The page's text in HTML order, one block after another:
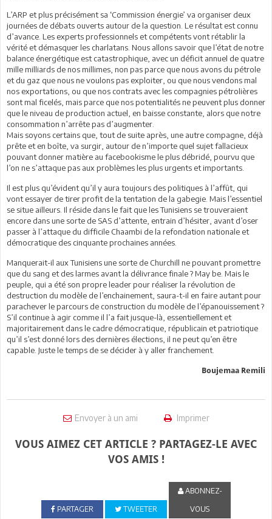
L’ARP et plus précisément sa ‘Commission énergie’ va organiser deux
journées de débats ouverts autour de la question. Le résultat est connu
d’avance. Les experts professionnels et compétents vont rétablir la
vérité et démasquer les charlatans. Nous allons savoir que l’état de notre
balance énergétique est catastrophique, avec un déficit annuel de quatre
mille milliards de nos millimes, non pas parce que nous avons du pétrole
et du gaz que nous ne voulons pas exploiter, ou que nous vendons mal
nos exportations, ou que nos contrats avec les compagnies pétrolières
sont mal ficelés, mais parce que nos potentialités ne peuvent plus donner
que le niveau de production actuel, en baisse constante, alors que notre
consommation n’arrête pas d’augmenter.
Mais soyons certains que, tout de suite après, une autre compagne, déjà
prête et en boîte, va surgir, autour de n’importe quel sujet fallacieux
pouvant donner matière au facebookisme le plus débridé, pourvu que
l’on ne s’attaque pas aux problèmes les plus urgents et importants.
Il est plus qu’évident qu’il y aura toujours des politiques à l’affût, qui
vont essayer de tirer profit de la tentation de la gabegie. Mais l’essentiel
se situe ailleurs. Il réside dans le fait que les Tunisiens se trouveraient
encore dans une sorte de SAS d’attente, entrain d’hésiter, avant d’oser
passer à l’attaque du difficile Chaambi de la refondation nationale et
démocratique des cinquante prochaines années.
Manquerait-il aux Tunisiens une sorte de Churchill ne pouvant promettre
que du sang et des larmes avant la délivrance finale ? May be. Mais le
peuple, qui a été son propre leader pour réaliser la révolution de
destruction du modèle de l’enchainement, saura-t-il en faire autant pour
parachever le parcours de construction du modèle de l’épanouissement ?
S’il continue à agir comme il l’a fait jusque-là, essentiellement et
majoritairement dans le cadre démocratique, républicain et patriotique
qu’il s’est donné lors des dernières élections, il ne peut qu’en être
capable. Juste le temps de se décider à y aller franchement.
Boujemaa Remili
Envoyer à un ami Imprimer
VOUS AIMEZ CET ARTICLE ? PARTAGEZ-LE AVEC
VOS AMIS !
PARTAGER TWEETER
ABONNEZ-
VOUS